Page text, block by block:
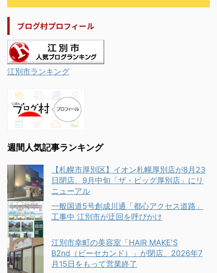
ブログ村プロフィール
江別市ランキング
週間人気記事ランキング
【札幌市厚別区】イオン札幌厚別店が8月23
日閉店、9月中旬「ザ・ビッグ厚別店」にリ
ニューアル
一般国道5号創成川通「都心アクセス道路」
工事中 江別市が迂回を呼びかけ
江別市幸町の美容室「HAIR MAKE'S
B2nd（ビーセカンド）」が閉店、2026年7
月15日をもって営業終了